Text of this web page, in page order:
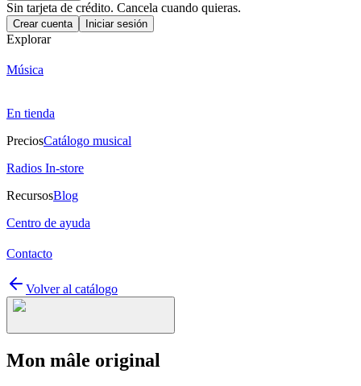
Sin tarjeta de crédito. Cancela cuando quieras.
Crear cuenta Iniciar sesión
Explorar
Música
En tienda
PreciosCatálogo musical
Radios In-store
RecursosBlog
Centro de ayuda
Contacto
Volver al catálogo
Mon mâle original